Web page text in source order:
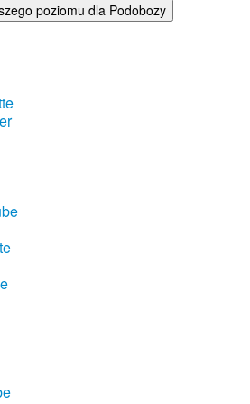
poziomu dla Podobozy